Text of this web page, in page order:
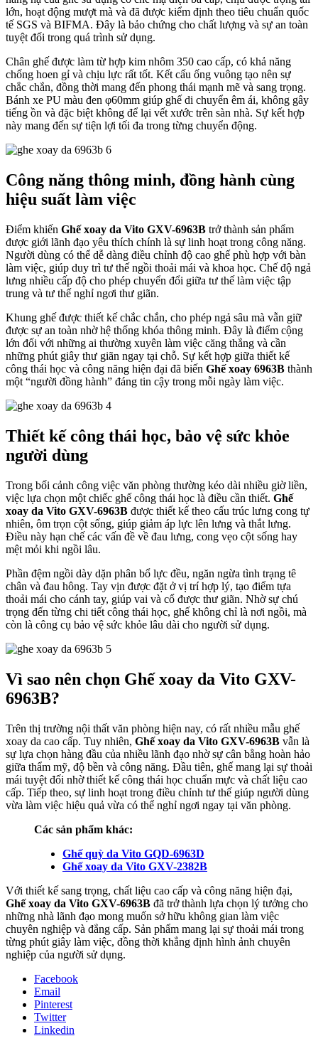
lớn, hoạt động mượt mà và đã được kiểm định theo tiêu chuẩn quốc
tế SGS và BIFMA. Đây là bảo chứng cho chất lượng và sự an toàn
tuyệt đối trong quá trình sử dụng.
Chân ghế được làm từ hợp kim nhôm 350 cao cấp, có khả năng
chống hoen gỉ và chịu lực rất tốt. Kết cấu ống vuông tạo nên sự
chắc chắn, đồng thời mang đến phong thái mạnh mẽ và sang trọng.
Bánh xe PU màu đen φ60mm giúp ghế di chuyển êm ái, không gây
tiếng ồn và đặc biệt không để lại vết xước trên sàn nhà. Sự kết hợp
này mang đến sự tiện lợi tối đa trong từng chuyển động.
Công năng thông minh, đồng hành cùng
hiệu suất làm việc
Điểm khiến Ghế xoay da Vito GXV-6963B trở thành sản phẩm
được giới lãnh đạo yêu thích chính là sự linh hoạt trong công năng.
Người dùng có thể dễ dàng điều chỉnh độ cao ghế phù hợp với bàn
làm việc, giúp duy trì tư thế ngồi thoải mái và khoa học. Chế độ ngả
lưng nhiều cấp độ cho phép chuyển đổi giữa tư thế làm việc tập
trung và tư thế nghỉ ngơi thư giãn.
Khung ghế được thiết kế chắc chắn, cho phép ngả sâu mà vẫn giữ
được sự an toàn nhờ hệ thống khóa thông minh. Đây là điểm cộng
lớn đối với những ai thường xuyên làm việc căng thẳng và cần
những phút giây thư giãn ngay tại chỗ. Sự kết hợp giữa thiết kế
công thái học và công năng hiện đại đã biến Ghế xoay 6963B thành
một “người đồng hành” đáng tin cậy trong mỗi ngày làm việc.
Thiết kế công thái học, bảo vệ sức khỏe
người dùng
Trong bối cảnh công việc văn phòng thường kéo dài nhiều giờ liền,
việc lựa chọn một chiếc ghế công thái học là điều cần thiết. Ghế
xoay da Vito GXV-6963B được thiết kế theo cấu trúc lưng cong tự
nhiên, ôm trọn cột sống, giúp giảm áp lực lên lưng và thắt lưng.
Điều này hạn chế các vấn đề về đau lưng, cong vẹo cột sống hay
mệt mỏi khi ngồi lâu.
Phần đệm ngồi dày dặn phân bổ lực đều, ngăn ngừa tình trạng tê
chân và đau hông. Tay vịn được đặt ở vị trí hợp lý, tạo điểm tựa
thoải mái cho cánh tay, giúp vai và cổ được thư giãn. Nhờ sự chú
trọng đến từng chi tiết công thái học, ghế không chỉ là nơi ngồi, mà
còn là công cụ bảo vệ sức khỏe lâu dài cho người sử dụng.
Vì sao nên chọn Ghế xoay da Vito GXV-
6963B?
Trên thị trường nội thất văn phòng hiện nay, có rất nhiều mẫu ghế
xoay da cao cấp. Tuy nhiên, Ghế xoay da Vito GXV-6963B vẫn là
sự lựa chọn hàng đầu của nhiều lãnh đạo nhờ sự cân bằng hoàn hảo
giữa thẩm mỹ, độ bền và công năng. Đầu tiên, ghế mang lại sự thoải
mái tuyệt đối nhờ thiết kế công thái học chuẩn mực và chất liệu cao
cấp. Tiếp theo, sự linh hoạt trong điều chỉnh tư thế giúp người dùng
vừa làm việc hiệu quả vừa có thể nghỉ ngơi ngay tại văn phòng.
Các sản phẩm khác:
Ghế quỳ da Vito GQD-6963D
Ghế xoay da Vito GXV-2382B
Với thiết kế sang trọng, chất liệu cao cấp và công năng hiện đại,
Ghế xoay da Vito GXV-6963B đã trở thành lựa chọn lý tưởng cho
những nhà lãnh đạo mong muốn sở hữu không gian làm việc
chuyên nghiệp và đẳng cấp. Sản phẩm mang lại sự thoải mái trong
từng phút giây làm việc, đồng thời khẳng định hình ảnh chuyên
nghiệp của người sử dụng.
Facebook
Email
Pinterest
Twitter
Linkedin